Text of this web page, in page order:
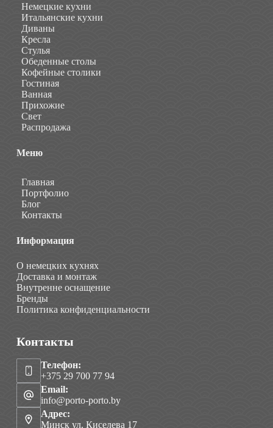
Немецкие кухни
Итальянские кухни
Диваны
Кресла
Стулья
Обеденные столы
Кофейные столики
Гостиная
Ванная
Прихожие
Свет
Распродажа
Меню
Главная
Портфолио
Блог
Контакты
Информация
О немецких кухнях
Доставка и монтаж
Внутренне оснащение
Бренды
Политика конфиденциальности
Контакты
Телефон:
+375 29 700 77 94
Email:
info@porto-porto.by
Адрес:
Минск ул. Киселева 17